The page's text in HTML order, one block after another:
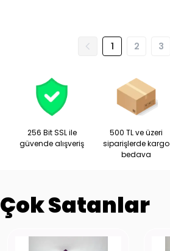
1 2 3
256 Bit SSL ile
güvende alışveriş
500 TL ve üzeri
siparişlerde kargo
bedava
Çok Satanlar